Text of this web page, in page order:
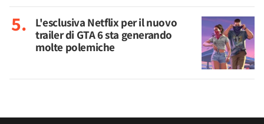
L'esclusiva Netflix per il nuovo
trailer di GTA 6 sta generando
molte polemiche